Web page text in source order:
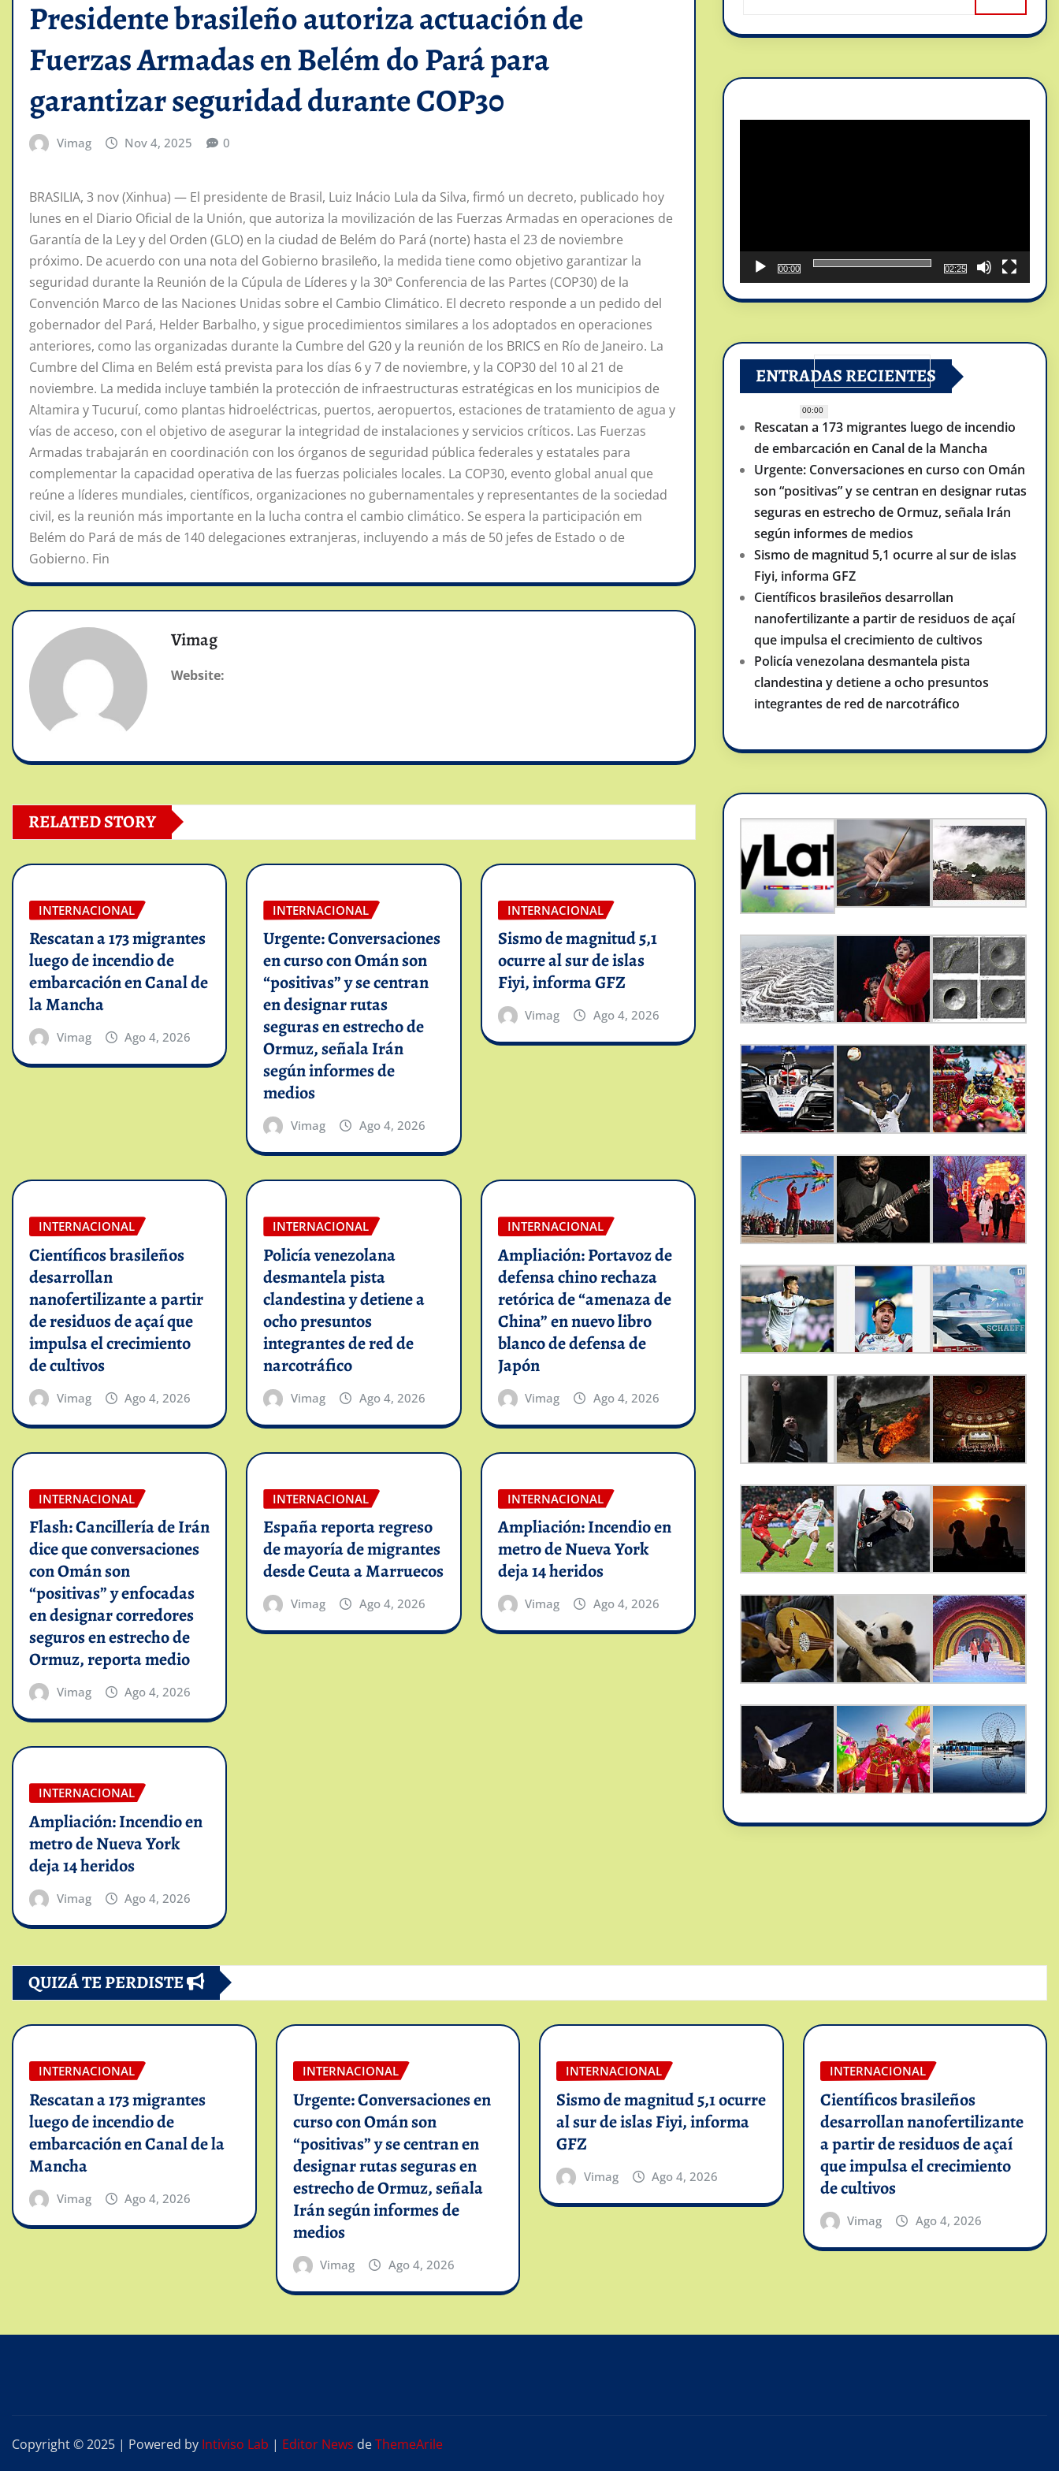
Presidente brasileño autoriza actuación de
Fuerzas Armadas en Belém do Pará para
garantizar seguridad durante COP30
Vimag Nov 4, 2025 0
BRASILIA, 3 nov (Xinhua) — El presidente de Brasil, Luiz Inácio Lula da Silva, firmó un decreto, publicado hoy
lunes en el Diario Oficial de la Unión, que autoriza la movilización de las Fuerzas Armadas en operaciones de
Garantía de la Ley y del Orden (GLO) en la ciudad de Belém do Pará (norte) hasta el 23 de noviembre
próximo. De acuerdo con una nota del Gobierno brasileño, la medida tiene como objetivo garantizar la
seguridad durante la Reunión de la Cúpula de Líderes y la 30ª Conferencia de las Partes (COP30) de la
Convención Marco de las Naciones Unidas sobre el Cambio Climático. El decreto responde a un pedido del
gobernador del Pará, Helder Barbalho, y sigue procedimientos similares a los adoptados en operaciones
anteriores, como las organizadas durante la Cumbre del G20 y la reunión de los BRICS en Río de Janeiro. La
Cumbre del Clima en Belém está prevista para los días 6 y 7 de noviembre, y la COP30 del 10 al 21 de
noviembre. La medida incluye también la protección de infraestructuras estratégicas en los municipios de
Altamira y Tucuruí, como plantas hidroeléctricas, puertos, aeropuertos, estaciones de tratamiento de agua y
vías de acceso, con el objetivo de asegurar la integridad de instalaciones y servicios críticos. Las Fuerzas
Armadas trabajarán en coordinación con los órganos de seguridad pública federales y estatales para
complementar la capacidad operativa de las fuerzas policiales locales. La COP30, evento global anual que
reúne a líderes mundiales, científicos, organizaciones no gubernamentales y representantes de la sociedad
civil, es la reunión más importante en la lucha contra el cambio climático. Se espera la participación em
Belém do Pará de más de 140 delegaciones extranjeras, incluyendo a más de 50 jefes de Estado o de
Gobierno. Fin
Vimag
Website:
RELATED STORY
INTERNACIONAL
Rescatan a 173 migrantes
luego de incendio de
embarcación en Canal de
la Mancha
Vimag Ago 4, 2026
INTERNACIONAL
Urgente: Conversaciones
en curso con Omán son
“positivas” y se centran
en designar rutas
seguras en estrecho de
Ormuz, señala Irán
según informes de
medios
Vimag Ago 4, 2026
INTERNACIONAL
Sismo de magnitud 5,1
ocurre al sur de islas
Fiyi, informa GFZ
Vimag Ago 4, 2026
INTERNACIONAL
Científicos brasileños
desarrollan
nanofertilizante a partir
de residuos de açaí que
impulsa el crecimiento
de cultivos
Vimag Ago 4, 2026
INTERNACIONAL
Policía venezolana
desmantela pista
clandestina y detiene a
ocho presuntos
integrantes de red de
narcotráfico
Vimag Ago 4, 2026
INTERNACIONAL
Ampliación: Portavoz de
defensa chino rechaza
retórica de “amenaza de
China” en nuevo libro
blanco de defensa de
Japón
Vimag Ago 4, 2026
INTERNACIONAL
Flash: Cancillería de Irán
dice que conversaciones
con Omán son
“positivas” y enfocadas
en designar corredores
seguros en estrecho de
Ormuz, reporta medio
Vimag Ago 4, 2026
INTERNACIONAL
España reporta regreso
de mayoría de migrantes
desde Ceuta a Marruecos
Vimag Ago 4, 2026
INTERNACIONAL
Ampliación: Incendio en
metro de Nueva York
deja 14 heridos
Vimag Ago 4, 2026
INTERNACIONAL
Ampliación: Incendio en
metro de Nueva York
deja 14 heridos
Vimag Ago 4, 2026
00:00
00:00
02:25
ENTRADAS RECIENTES
Rescatan a 173 migrantes luego de incendio
de embarcación en Canal de la Mancha
Urgente: Conversaciones en curso con Omán
son “positivas” y se centran en designar rutas
seguras en estrecho de Ormuz, señala Irán
según informes de medios
Sismo de magnitud 5,1 ocurre al sur de islas
Fiyi, informa GFZ
Científicos brasileños desarrollan
nanofertilizante a partir de residuos de açaí
que impulsa el crecimiento de cultivos
Policía venezolana desmantela pista
clandestina y detiene a ocho presuntos
integrantes de red de narcotráfico
QUIZÁ TE PERDISTE
INTERNACIONAL
Rescatan a 173 migrantes
luego de incendio de
embarcación en Canal de la
Mancha
Vimag Ago 4, 2026
INTERNACIONAL
Urgente: Conversaciones en
curso con Omán son
“positivas” y se centran en
designar rutas seguras en
estrecho de Ormuz, señala
Irán según informes de
medios
Vimag Ago 4, 2026
INTERNACIONAL
Sismo de magnitud 5,1 ocurre
al sur de islas Fiyi, informa
GFZ
Vimag Ago 4, 2026
INTERNACIONAL
Científicos brasileños
desarrollan nanofertilizante
a partir de residuos de açaí
que impulsa el crecimiento
de cultivos
Vimag Ago 4, 2026
Copyright © 2025 | Powered by Intiviso Lab | Editor News deThemeArile